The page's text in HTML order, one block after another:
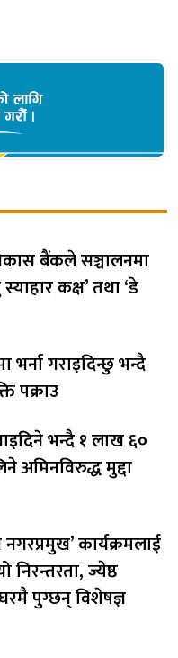
बैंकले सञ्चालनमा
कक्ष’ तथा ‘डे
भर्ना गराइदिन्छु भन्दै
पक्राउ
भन्दै १ लाख ६०
अमिनविरुद्ध मुद्दा
कार्यक्रमलाई
ज्येष्ठ
पुग्छन् विशेषज्ञ